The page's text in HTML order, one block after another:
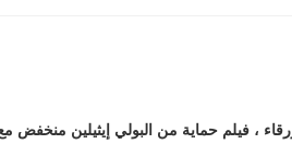
، فيلم حماية من البولي إيثيلين منخفض